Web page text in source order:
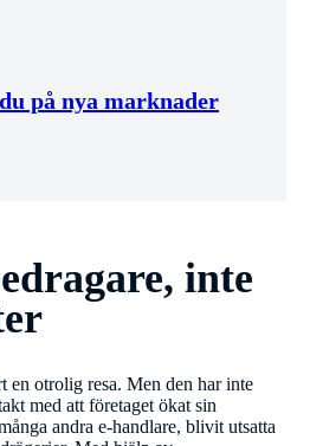
på nya marknader
inte
en otrolig resa. Men den har inte
med att företaget ökat sin
andra e-handlare, blivit utsatta